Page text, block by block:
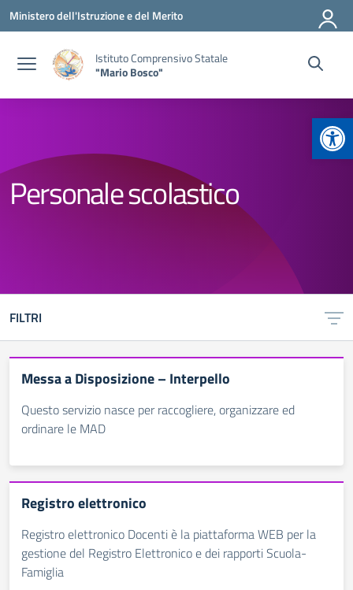
Vai ai contenuti
Vai al menu di navigazione
Vai al footer
Ministero dell'Istruzione e del Merito
Istituto Comprensivo Statale
"Mario Bosco"
Personale scolastico
FILTRI
Messa a Disposizione – Interpello
Questo servizio nasce per raccogliere, organizzare ed
ordinare le MAD
Registro elettronico
Registro elettronico Docenti è la piattaforma WEB per la
gestione del Registro Elettronico e dei rapporti Scuola-
Famiglia